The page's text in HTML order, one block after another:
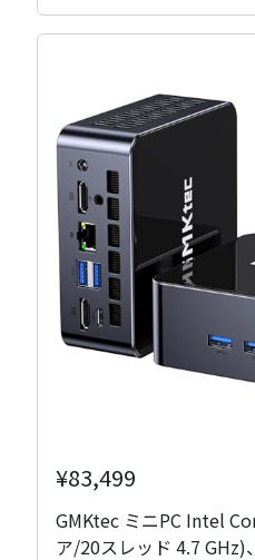
¥83,499
GMKtec ミニPC Intel
ア/20スレッド 4.7